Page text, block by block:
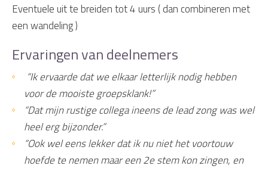
Eventuele uit te breiden tot 4 uurs ( dan combineren met
een wandeling )
Ervaringen van deelnemers
“Ik ervaarde dat we elkaar letterlijk nodig hebben
voor de mooiste groepsklank!”
“Dat mijn rustige collega ineens de lead zong was wel
heel erg bijzonder.”
“Ook wel eens lekker dat ik nu niet het voortouw
hoefde te nemen maar een 2e stem kon zingen, en